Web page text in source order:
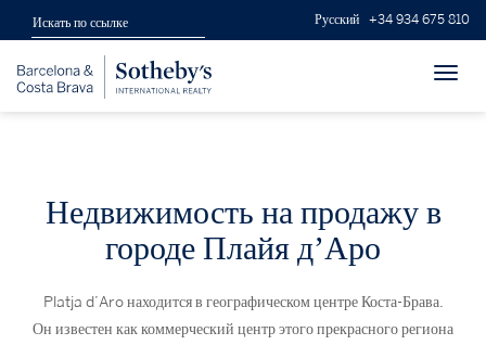
Русский +34 934 675 810
Недвижимость на продажу в
городе Плайя д’Аро
Platja d’Aro находится в географическом центре Коста-Брава.
Он известен как коммерческий центр этого прекрасного региона